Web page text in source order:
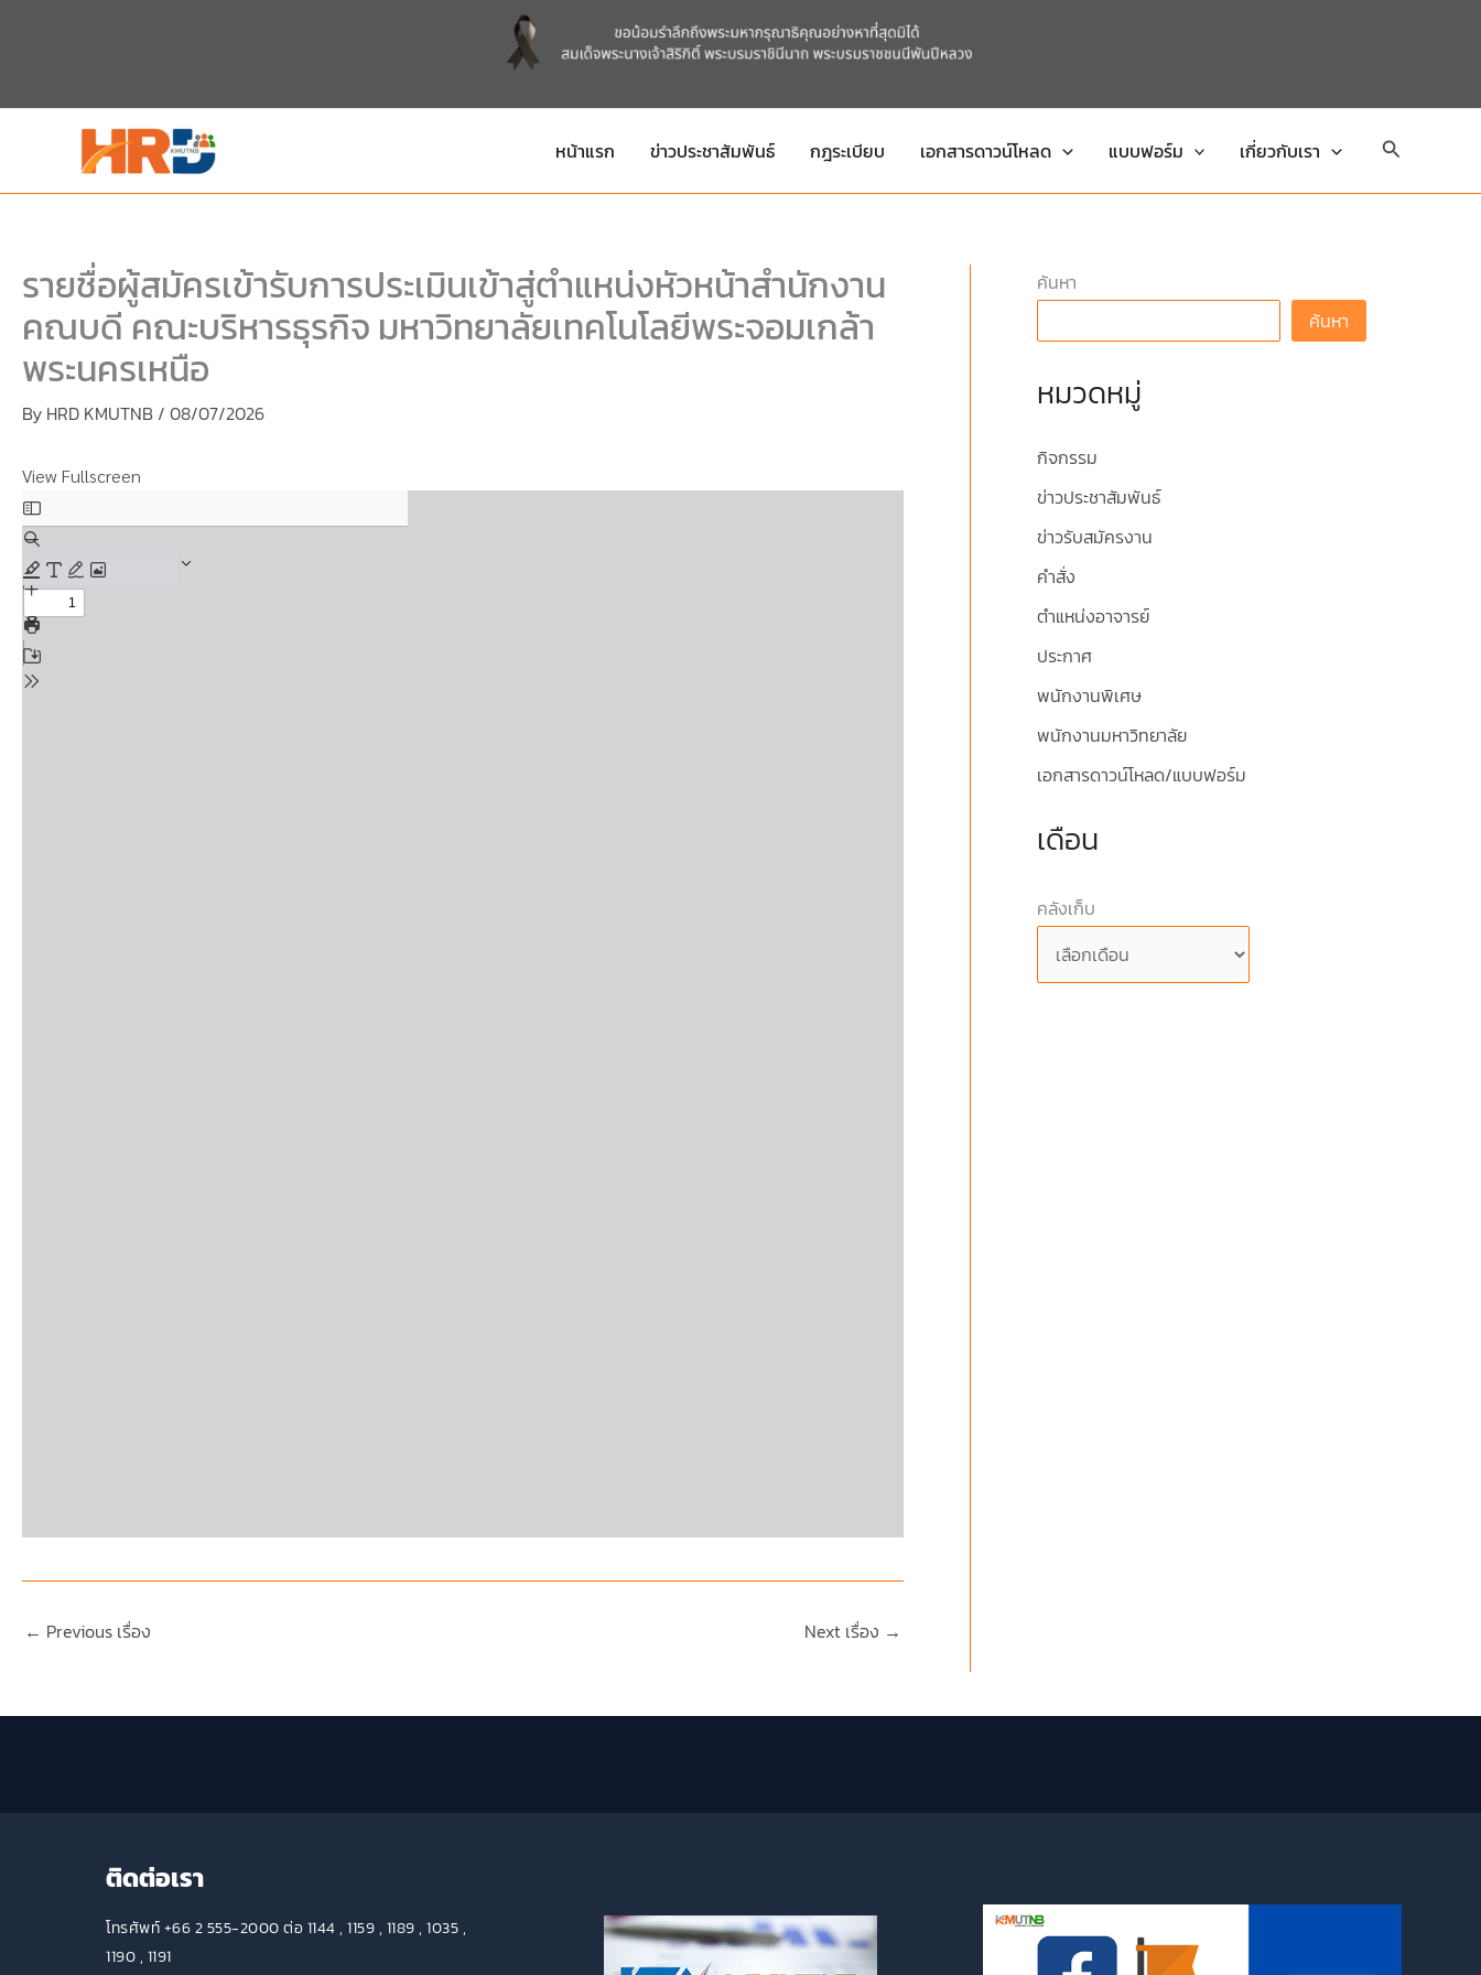
หน้าแรก ข่าวประชาสัมพันธ์ กฎระเบียบ เอกสารดาวน์โหลด แบบฟอร์ม เกี่ยวกับเรา Search
รายชื่อผู้สมัครเข้ารับการประเมินเข้าสู่ตำแหน่งหัวหน้าสำนักงาน
คณบดี คณะบริหารธุรกิจ มหาวิทยาลัยเทคโนโลยีพระจอมเกล้า
พระนครเหนือ
By HRD KMUTNB / 08/07/2026
View Fullscreen
← Previous เรื่อง Next เรื่อง →
ค้นหา
ค้นหา
หมวดหมู่
กิจกรรม
ข่าวประชาสัมพันธ์
ข่าวรับสมัครงาน
คำสั่ง
ตำแหน่งอาจารย์
ประกาศ
พนักงานพิเศษ
พนักงานมหาวิทยาลัย
เอกสารดาวน์โหลด/แบบฟอร์ม
เดือน
คลังเก็บ
ติดต่อเรา
โทรศัพท์ +66 2 555-2000 ต่อ 1144 , 1159 , 1189 , 1035 ,
1190 , 1191